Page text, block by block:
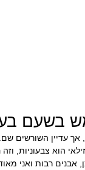
בשעם
יודעים אני ברזילאית, גרה בארץ כבר
הוא צבעוניות,
אבנים רבות ואני